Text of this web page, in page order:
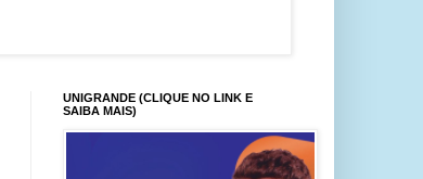
UNIGRANDE (CLIQUE NO LINK E
SAIBA MAIS)